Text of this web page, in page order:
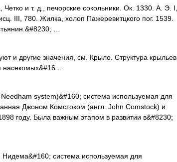
и т. д., печорские сокольники. Ок. 1330. А. Э. I,
III, 780. Жилка, холоп Пажеревитцкого пог. 1539.
…
и другие значения, см. Крыло. Структура крыльев
насекомых&#16 …
system)&#160; система используемая для
Джоном Комстоком (англ. John Comstock) и
году. Была важным этапом в развитии в&#8230;
система используемая для